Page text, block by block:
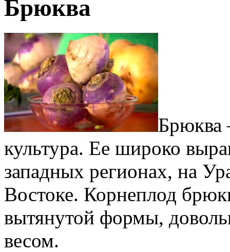
Брюква
Брюква
культура. Ее широко
западных регионах, на
Востоке. Корнеплод
вытянутой формы,
весом.